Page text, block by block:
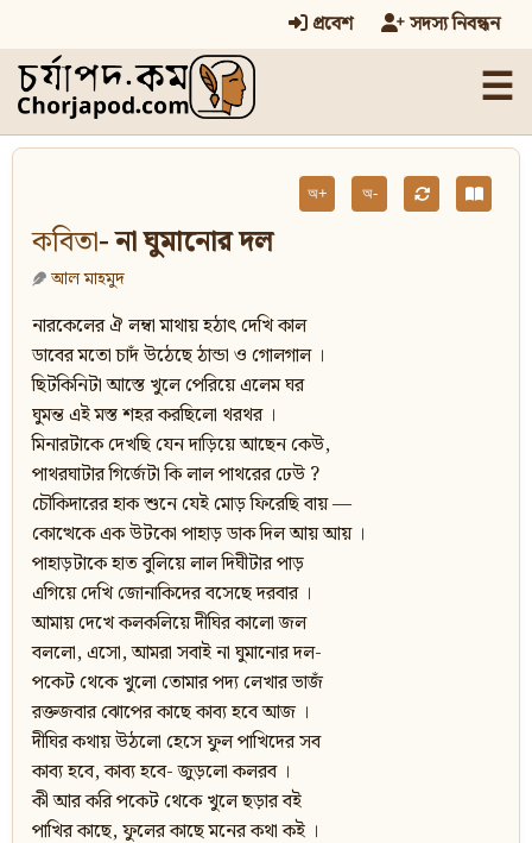
প্রবেশ সদস্য নিবন্ধন
☰
অ+ অ-
কবিতা- না ঘুমানোর দল
আল মাহমুদ
নারকেলের ঐ লম্বা মাথায় হঠাৎ দেখি কাল
ডাবের মতো চাদঁ উঠেছে ঠান্ডা ও গোলগাল ।
ছিটকিনিটা আস্তে খুলে পেরিয়ে এলেম ঘর
ঘুমন্ত এই মস্ত শহর করছিলো থরথর ।
মিনারটাকে দেখছি যেন দাড়িয়ে আছেন কেউ,
পাথরঘাটার গির্জেটা কি লাল পাথরের ঢেউ ?
চৌকিদারের হাক শুনে যেই মোড় ফিরেছি বায় —
কোত্থেকে এক উটকো পাহাড় ডাক দিল আয় আয় ।
পাহাড়টাকে হাত বুলিয়ে লাল দিঘীটার পাড়
এগিয়ে দেখি জোনাকিদের বসেছে দরবার ।
আমায় দেখে কলকলিয়ে দীঘির কালো জল
বললো, এসো, আমরা সবাই না ঘুমানোর দল-
পকেট থেকে খুলো তোমার পদ্য লেখার ভাজঁ
রক্তজবার ঝোপের কাছে কাব্য হবে আজ ।
দীঘির কথায় উঠলো হেসে ফুল পাখিদের সব
কাব্য হবে, কাব্য হবে- জুড়লো কলরব ।
কী আর করি পকেট থেকে খুলে ছড়ার বই
পাখির কাছে, ফুলের কাছে মনের কথা কই ।